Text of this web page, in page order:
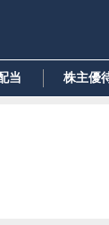
当 株主優